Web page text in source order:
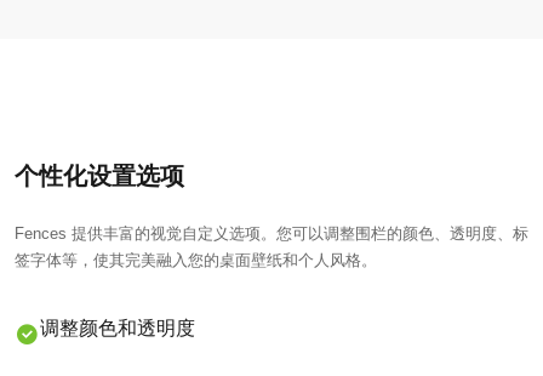
个性化设置选项
Fences 提供丰富的视觉自定义选项。您可以调整围栏的颜色、透明度、标
签字体等，使其完美融入您的桌面壁纸和个人风格。
调整颜色和透明度